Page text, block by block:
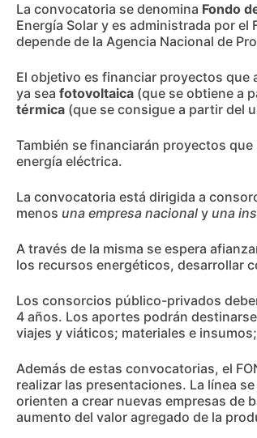
La convocatoria se denomina Fondo
Energía Solar y es administrada por el
depende de la Agencia Nacional de
El objetivo es financiar proyectos que
ya sea fotovoltaica (que se obtiene a
térmica (que se consigue a partir del
También se financiarán proyectos
energía eléctrica.
La convocatoria está dirigida a
menos una empresa nacional y una
A través de la misma se espera
los recursos energéticos, desarrollar
Los consorcios público-privados
4 años. Los aportes podrán
viajes y viáticos; materiales e
Además de estas convocatorias, el
realizar las presentaciones. La línea
orienten a crear nuevas empresas de
aumento del valor agregado de la